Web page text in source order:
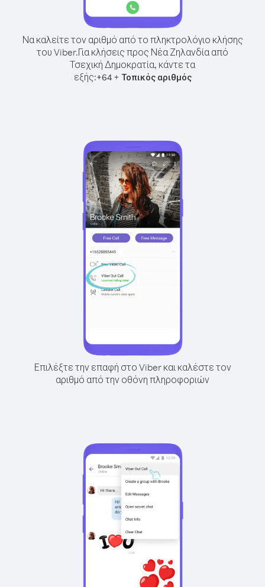
Να καλείτε τον αριθμό από το πληκτρολόγιο κλήσης
του Viber.Για κλήσεις προς Νέα Ζηλανδία από
Τσεχική Δημοκρατία, κάντε τα
εξής:+64+ Τοπικός αριθμός
Επιλέξτε την επαφή στο Viber και καλέστε τον
αριθμό από την οθόνη πληροφοριών